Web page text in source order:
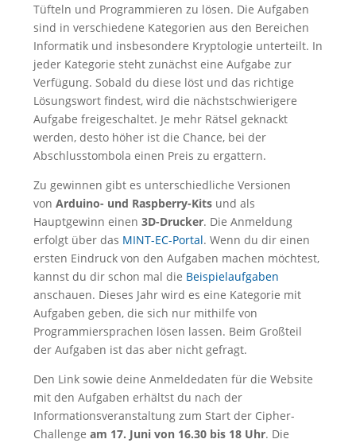
Tüfteln und Programmieren zu lösen. Die Aufgaben
sind in verschiedene Kategorien aus den Bereichen
Informatik und insbesondere Kryptologie unterteilt. In
jeder Kategorie steht zunächst eine Aufgabe zur
Verfügung. Sobald du diese löst und das richtige
Lösungswort findest, wird die nächstschwierigere
Aufgabe freigeschaltet. Je mehr Rätsel geknackt
werden, desto höher ist die Chance, bei der
Abschlusstombola einen Preis zu ergattern.
Zu gewinnen gibt es unterschiedliche Versionen
von Arduino- und Raspberry-Kits und als
Hauptgewinn einen 3D-Drucker. Die Anmeldung
erfolgt über das MINT-EC-Portal. Wenn du dir einen
ersten Eindruck von den Aufgaben machen möchtest,
kannst du dir schon mal die Beispielaufgaben
anschauen. Dieses Jahr wird es eine Kategorie mit
Aufgaben geben, die sich nur mithilfe von
Programmiersprachen lösen lassen. Beim Großteil
der Aufgaben ist das aber nicht gefragt.
Den Link sowie deine Anmeldedaten für die Website
mit den Aufgaben erhältst du nach der
Informationsveranstaltung zum Start der Cipher-
Challenge am 17. Juni von 16.30 bis 18 Uhr. Die